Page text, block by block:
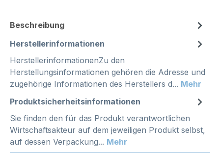
Beschreibung
Herstellerinformationen
HerstellerinformationenZu den
Herstellungsinformationen gehören die Adresse und
zugehörige Informationen des Herstellers d... Mehr
Produktsicherheitsinformationen
Sie finden den für das Produkt verantwortlichen
Wirtschaftsakteur auf dem jeweiligen Produkt selbst,
auf dessen Verpackung... Mehr